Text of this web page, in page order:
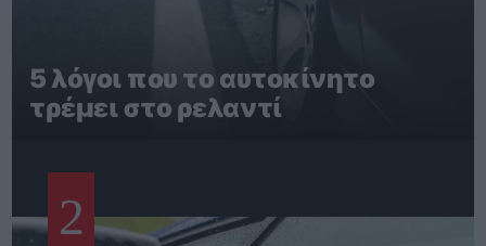
5 λόγοι που το αυτοκίνητο
τρέμει στο ρελαντί
2